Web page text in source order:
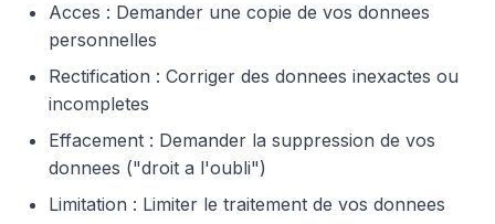
Acces : Demander une copie de vos donnees
personnelles
Rectification : Corriger des donnees inexactes ou
incompletes
Effacement : Demander la suppression de vos
donnees ("droit a l'oubli")
Limitation : Limiter le traitement de vos donnees